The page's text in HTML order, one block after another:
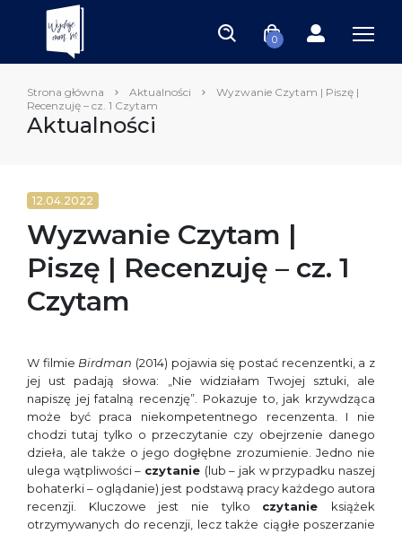
0
Strona główna Aktualności
Wyzwanie Czytam | Piszę |
Recenzuję – cz. 1 Czytam
Aktualności
12.04.2022
Wyzwanie Czytam |
Piszę | Recenzuję – cz. 1
Czytam
W filmie Birdman (2014) pojawia się postać recenzentki, a z
jej ust padają słowa: „Nie widziałam Twojej sztuki, ale
napiszę jej fatalną recenzję”. Pokazuje to, jak krzywdząca
może być praca niekompetentnego recenzenta. I nie
chodzi tutaj tylko o przeczytanie czy obejrzenie danego
dzieła, ale także o jego dogłębne zrozumienie. Jedno nie
ulega wątpliwości – czytanie (lub – jak w przypadku naszej
bohaterki – oglądanie) jest podstawą pracy każdego autora
recenzji. Kluczowe jest nie tylko czytanie książek
otrzymywanych do recenzji, lecz także ciągłe poszerzanie